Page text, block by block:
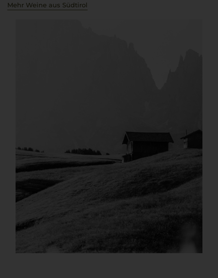
Mehr Weine aus Südtirol